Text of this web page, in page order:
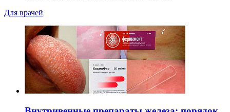
Для врачей